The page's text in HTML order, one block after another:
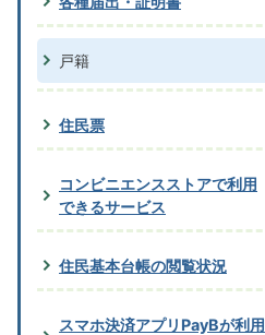
戸籍
住民票
コンビニエンスストアで利用
できるサービス
住民基本台帳の閲覧状況
スマホ決済アプリPayBが利用